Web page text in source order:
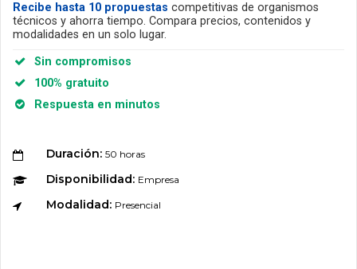
Recibe hasta 10 propuestas competitivas de organismos
técnicos y ahorra tiempo. Compara precios, contenidos y
modalidades en un solo lugar.
Sin compromisos
100% gratuito
Respuesta en minutos
Duración: 50 horas
Disponibilidad: Empresa
Modalidad: Presencial